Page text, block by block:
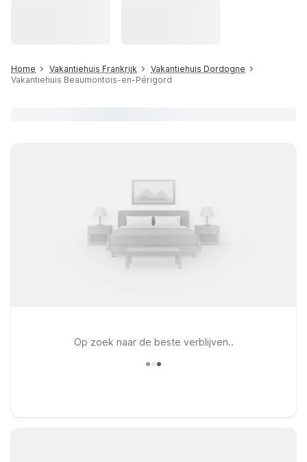
Home Vakantiehuis Frankrijk
Vakantiehuis Dordogne
Vakantiehuis Beaumontois-en-Périgord
Op zoek naar de beste verblijven..